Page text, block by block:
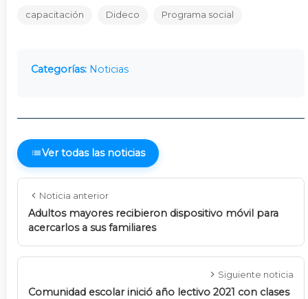
capacitación Dideco Programa social
Categorías: Noticias
Noticia anterior
Adultos mayores recibieron dispositivo móvil para
acercarlos a sus familiares
Ver todas las noticias
Siguiente noticia
Comunidad escolar inició año lectivo 2021 con clases